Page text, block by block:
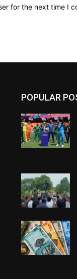
for the next time I
POPULAR